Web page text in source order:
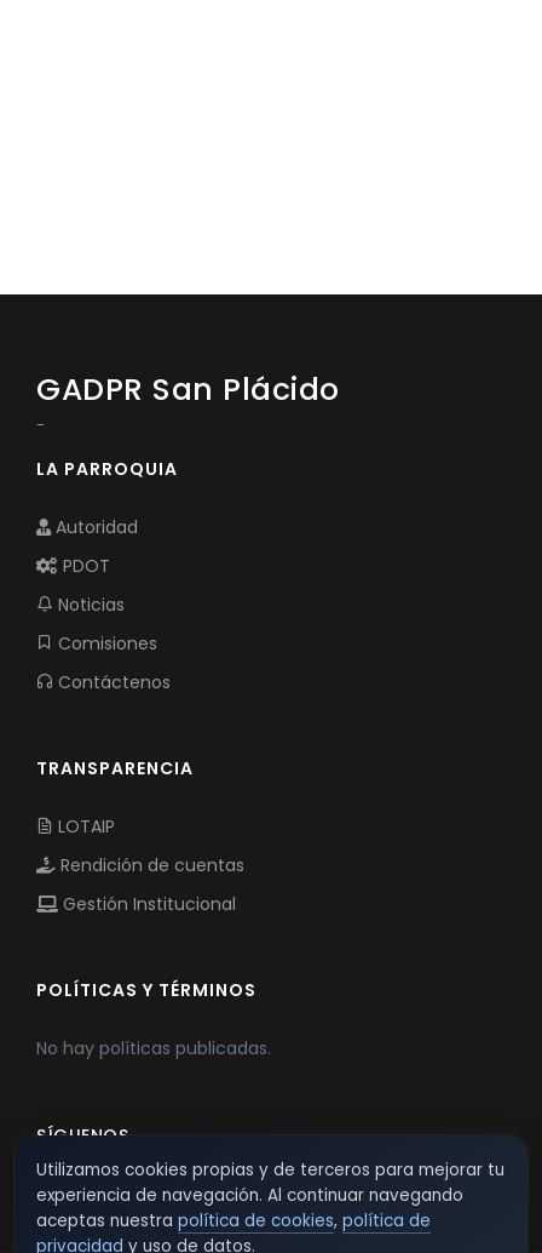
GADPR San Plácido
-
LA PARROQUIA
Autoridad
PDOT
Noticias
Comisiones
Contáctenos
TRANSPARENCIA
LOTAIP
Rendición de cuentas
Gestión Institucional
POLÍTICAS Y TÉRMINOS
No hay políticas publicadas.
SÍGUENOS
Utilizamos cookies propias y de terceros para mejorar tu
experiencia de navegación. Al continuar navegando
aceptas nuestra política de cookies, política de
privacidad y uso de datos.